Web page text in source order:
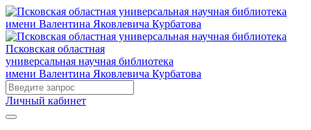
Псковская областная
универсальная научная библиотека
имени Валентина Яковлевича Курбатова
Личный кабинет